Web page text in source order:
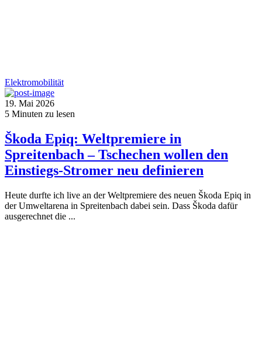
Elektromobilität
19. Mai 2026
5 Minuten zu lesen
Škoda Epiq: Weltpremiere in
Spreitenbach – Tschechen wollen den
Einstiegs-Stromer neu definieren
Heute durfte ich live an der Weltpremiere des neuen Škoda Epiq in
der Umweltarena in Spreitenbach dabei sein. Dass Škoda dafür
ausgerechnet die ...